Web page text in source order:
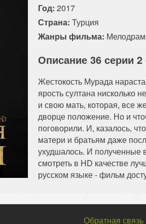
Год: 2017
Страна: Турция
Жанры фильма:
Описание 36 серии 2
Жестокость Мурада
ярость султана нисколько
и свою мать, которая, все
дворце положение. Но и
поговорили. И, казалось,
матери и братьям даже
ухудшалось. И полученные
смотреть в HD качестве
русском языке - фильм
Обратная связь